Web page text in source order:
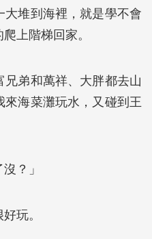
堆到海裡，就是學不會
上階梯回家。
弟和萬祥、大胖都去山
海菜灘玩水，又碰到王
？」
玩。